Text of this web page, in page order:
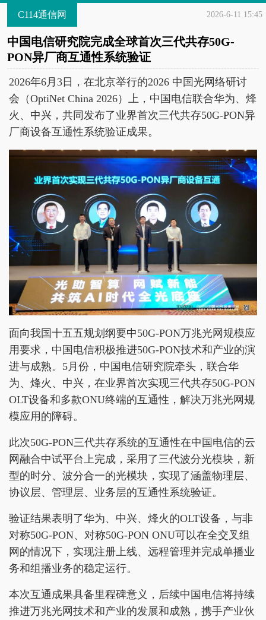
C114通信网 2026-6-11 15:45
中国电信研究院完成全球首次三代共存50G-
PON异厂商互通性系统验证
2026年6月3日，在北京举行的2026 中国光网络研讨
会（OptiNet China 2026）上，中国电信联合华为、烽
火、中兴，共同发布了业界首次三代共存50G-PON异
厂商设备互通性系统验证成果。
面向我国十五五规划纲要中50G-PON万兆光网规模应
用要求，中国电信积极推进50G-PON技术和产业的演
进与成熟。5月份，中国电信研究院牵头，联合华
为、烽火、中兴，在业界首次实现三代共存50G-PON
OLT设备和多款ONU终端的互通性，解决万兆光网规
模应用的障碍。
此次50G-PON三代共存系统的互通性在中国电信的云
网融合中试平台上完成，采用了三代波分光模块，新
型的时分、波分合一的光模块，实现了涵盖物理层、
协议层、管理层、业务层的互通性系统验证。
验证结果表明了华为、中兴、烽火的OLT设备，与非
对称50G-PON、对称50G-PON ONU可以在全交叉组
网的情况下，实现注册上线、远程管理并完成单播业
务和组播业务的稳定运行。
本次互通成果具备里程碑意义，后续中国电信将持续
推进万兆光网技术和产业的发展和成熟，携手产业伙